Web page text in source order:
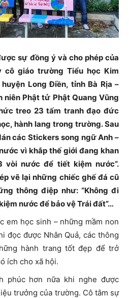
sự đồng ý và cho phép của
cô giáo trường Tiểu học Kim
Long Điền, tỉnh Bà Rịa –
niên Phật tử Phật Quang Vũng
treo 23 tấm tranh đạo đức
hành lang trong trường. Sau
các Stickers song ngữ Anh –
vì khắp thế giới đang khan
vòi nước để tiết kiệm nước”.
vẽ lại những chiếc ghế đá cũ
thông điệp như: “Không đi
nước để bảo vệ Trái đất”…
em học sinh – những mầm non
đọc được Nhân Quả, các thông
hành trang tốt đẹp để trở
ích cho xã hội.
phúc hơn nữa khi nghe được
trưởng của trường. Cô tâm sự